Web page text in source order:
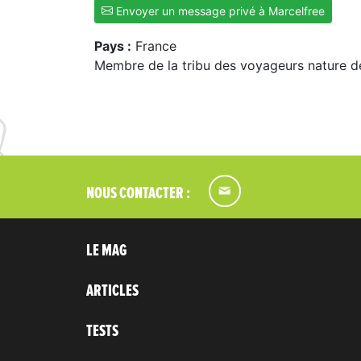
Envoyer un message privé à Marcelfree
Pays : France
Membre de la tribu des voyageurs nature
NOUS CONTACTER :
LE MAG
ARTICLES
TESTS